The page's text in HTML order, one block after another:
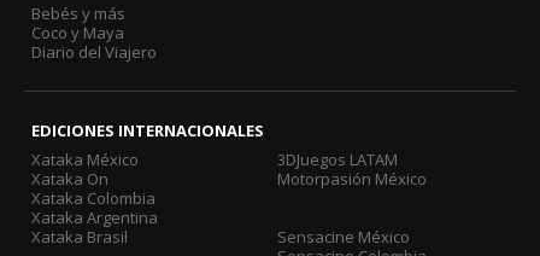
Bebés y más
Coco y Maya
Diario del Viajero
EDICIONES INTERNACIONALES
Xataka México
Xataka On
Xataka Colombia
Xataka Argentina
Xataka Brasil
3DJuegos LATAM
Motorpasión México
Sensacine México